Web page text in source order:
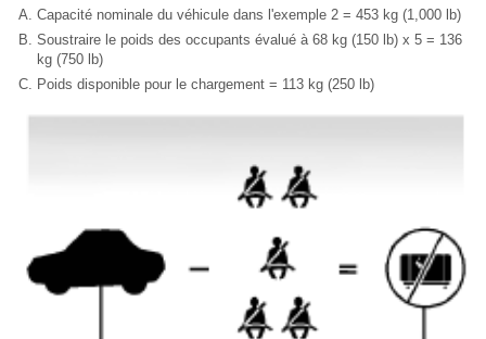
Capacité nominale du véhicule dans l'exemple 2 = 453 kg (1,000 lb)
Soustraire le poids des occupants évalué à 68 kg (150 lb) x 5 = 136
kg (750 lb)
Poids disponible pour le chargement = 113 kg (250 lb)